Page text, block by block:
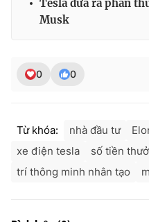
Ðiện thoại Thời báo VTV:
Email:toasoan@vtv.vn
Tesla đưa ra phần
Musk
0 0
Từ khóa: nhà đầu tư
xe điện tesla
số tiền
trí thông minh nhân tạo